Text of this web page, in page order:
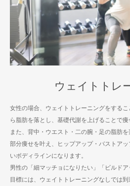
ウェイトトレ
女性の場合、ウェイトトレーニングをする
ら脂肪を落とし、基礎代謝を上げることで痩
また、背中・ウエスト・二の腕・足の脂肪
部分痩せを叶え、ヒップアップ・バストア
いボディラインになります。
男性の「細マッチョになりたい」「ビルド
目標には、ウェイトトレーニングなしでは到